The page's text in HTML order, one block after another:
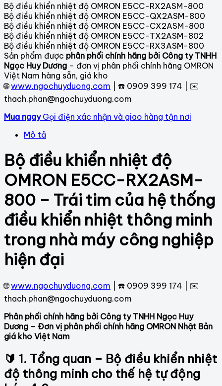
Bộ điều khiển nhiệt độ OMRON E5CC-RX2ASM-800
Bộ điều khiển nhiệt độ OMRON E5CC-QX2ASM-800
Bộ điều khiển nhiệt độ OMRON E5CC-CX2ASM-800
Bộ điều khiển nhiệt độ OMRON E5CC-TX2ASM-802
Bộ điều khiển nhiệt độ OMRON E5CC-RX3ASM-800
Sản phẩm được phân phối chính hãng bởi Công ty TNHH
Ngọc Huy Dương – đơn vị phân phối chính hãng OMRON
Việt Nam hàng sẵn, giá kho
🌐www.ngochuyduong.com | ☎️ 0909 399 174 | ✉️
thach.phan@ngochuyduong.com
Mua ngay Gọi điện xác nhận và giao hàng tận nơi
Mô tả
Bộ điều khiển nhiệt độ
OMRON E5CC-RX2ASM-
800 – Trái tim của hệ thống
điều khiển nhiệt thông minh
trong nhà máy công nghiệp
hiện đại
🌐www.ngochuyduong.com | ☎️ 0909 399 174 | ✉️
thach.phan@ngochuyduong.com
Phân phối chính hãng bởi Công ty TNHH Ngọc Huy
Dương – Đơn vị phân phối chính hãng OMRON Nhật Bản
giá kho Việt Nam
🔰 1. Tổng quan – Bộ điều khiển nhiệt
độ thông minh cho thế hệ tự động